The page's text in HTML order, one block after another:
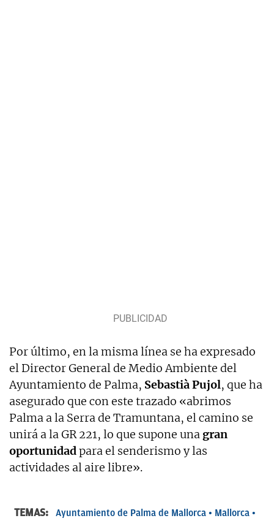
Por último, en la misma línea se ha expresado
el Director General de Medio Ambiente del
Ayuntamiento de Palma, Sebastià Pujol, que ha
asegurado que con este trazado «abrimos
Palma a la Serra de Tramuntana, el camino se
unirá a la GR 221, lo que supone una gran
oportunidadpara el senderismo y las
actividades al aire libre».
TEMAS: Ayuntamiento de Palma de Mallorca
Mallorca